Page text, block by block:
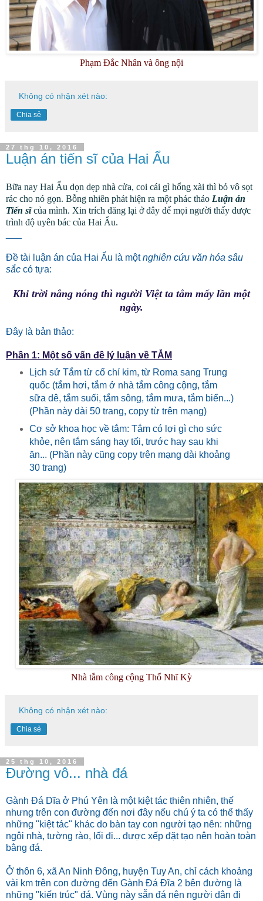
Phạm Đắc Nhân và ông nội
Không có nhận xét nào:
Chia sẻ
27 thg 10, 2016
Luận án tiến sĩ của Hai Ẩu
Bữa nay Hai Ẩu dọn dẹp nhà cửa, coi cái gì hổng xài thì bỏ vô sọt
rác cho nó gọn. Bỗng nhiên phát hiện ra một phác thảo Luận án
Tiến sĩcủa mình. Xin trích đăng lại ở đây để mọi người thấy được
trình độ uyên bác của Hai Ẩu.
Đề tài luận án của Hai Ẩu là mộtnghiên cứu văn hóa sâu
sắc có tựa:
Khi trời nắng nóng thì người Việt ta tắm mấy lần một
ngày.
Đây là bản thảo:
Phần 1: Một số vấn đề lý luận về TẮM
Lịch sử Tắm từ cổ chí kim, từ Roma sang Trung
quốc (tắm hơi, tắm ở nhà tắm công cộng, tắm
sữa dê, tắm suối, tắm sông, tắm mưa, tắm biển...)
(Phần này dài 50 trang, copy từ trên mạng)
Cơ sở khoa học về tắm: Tắm có lợi gì cho sức
khỏe, nên tắm sáng hay tối, trước hay sau khi
ăn... (Phần này cũng copy trên mạng dài khoảng
30 trang)
Nhà tắm công cộng Thổ Nhĩ Kỳ
Không có nhận xét nào:
Chia sẻ
25 thg 10, 2016
Đường vô... nhà đá
Gành Đá Dĩa ở Phú Yên là một kiệt tác thiên nhiên, thế
nhưng trên con đường đến nơi đây nếu chú ý ta có thể thấy
những "kiệt tác" khác do bàn tay con người tạo nên: những
ngôi nhà, tường rào, lối đi... được xếp đặt tạo nên hoàn toàn
bằng đá.
Ở thôn 6, xã An Ninh Đông, huyện Tuy An, chỉ cách khoảng
vài km trên con đường đến Gành Đá Đĩa 2 bên đường là
những "kiến trúc" đá. Vùng này sẵn đá nên người dân đi